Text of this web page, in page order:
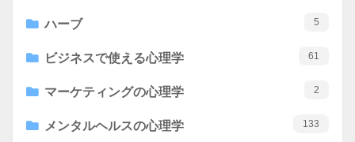
ハーブ 5
ビジネスで使える心理学 61
マーケティングの心理学 2
メンタルヘルスの心理学 133